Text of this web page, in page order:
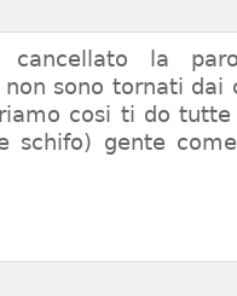
la
sono tornati dai
cosi ti do tutte
schifo) gente